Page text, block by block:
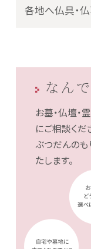
各地へ仏具・
なん
お墓・仏壇・
にご相談くだ
ぶつだんのも
たします。